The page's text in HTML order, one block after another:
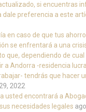
si encuentras
dale preferencia a este
en caso de que tus
se enfrentará a una
que, dependiendo de
a Andorra -residencia
tendrás que hacer
2022
usted encontrará a
necesidades legales